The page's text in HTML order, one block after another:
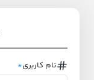
نام کاربری*